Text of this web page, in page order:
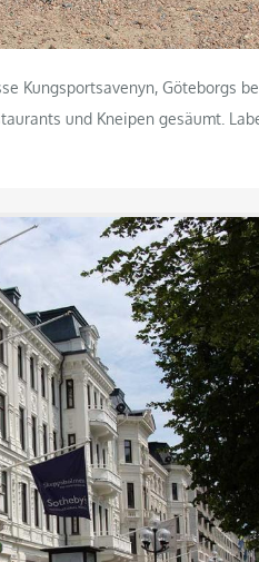
Kungsportsavenyn, Göteborgs
und Kneipen gesäumt.